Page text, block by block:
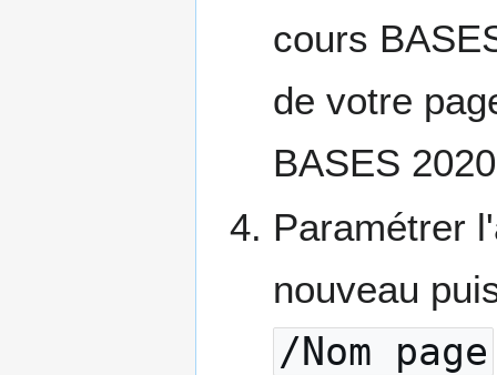
cours
de votre
BASES
Paramétrer
nouveau
/Nom page